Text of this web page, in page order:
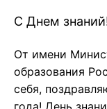
С Днем
От имени
образования
себя,